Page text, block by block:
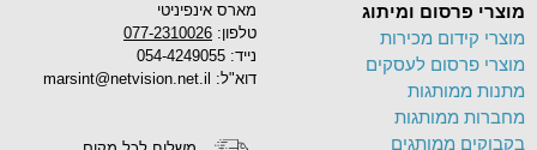
מארס אינפיניטי
טלפון: 077-2310026
נייד: 054-4249055
דוא"ל: marsint@netvision.net.il
מוצרי פרסום ומיתוג
מוצרי קידום מכירות
מוצרי פרסום לעסקים
מתנות ממותגות
מחברות ממותגות
בקבוקים ממותגים